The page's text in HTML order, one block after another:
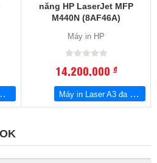
M283FDW (7KW75A)
năng HP LaserJet MFP
M440N (8AF46A)
Máy in HP
14,200,000đ
Máy in Laser A3 đa chức năng HP LaserJet MFP M440N (8AF46A)